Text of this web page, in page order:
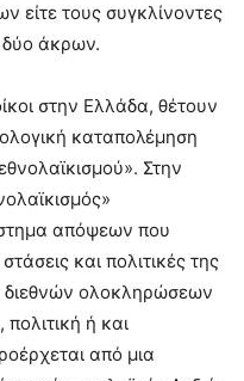
είτε τους συγκλίνοντες
δύο άκρων.
στην Ελλάδα, θέτουν
καταπολέμηση
Στην
απόψεων που
και πολιτικές της
ολοκληρώσεων
ή και
από μια